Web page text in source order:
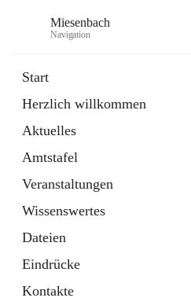
Miesenbach
Navigation
Start
Herzlich willkommen
Aktuelles
Amtstafel
Veranstaltungen
Wissenswertes
Dateien
Eindrücke
Kontakte
Externe Webseite
in
Tab
Region Schneebergland
Externe Webseite
öffnet
in
neuem
Tab